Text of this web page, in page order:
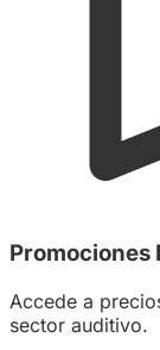
Promociones
Accede a
sector auditivo.